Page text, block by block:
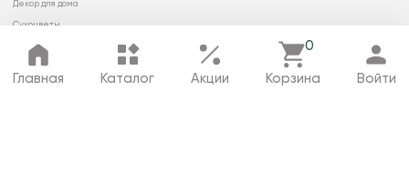
Главная Каталог Акции
0
Корзина Войти
Декор для дома
Сухоцветы
© 2026 ООО «МИРРЭЙ»